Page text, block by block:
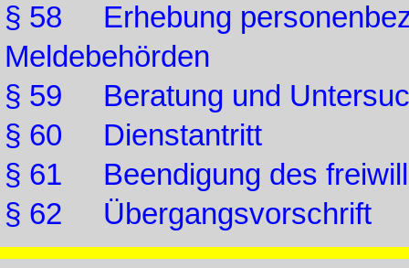
§ 58 Erhebung
Meldebehörden
§ 59 Beratung und
§ 60 Dienstantritt
§ 61 Beendigung des
§ 62 Übergangsvorschrift